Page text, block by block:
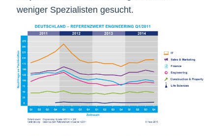
weniger Spezialisten gesucht.